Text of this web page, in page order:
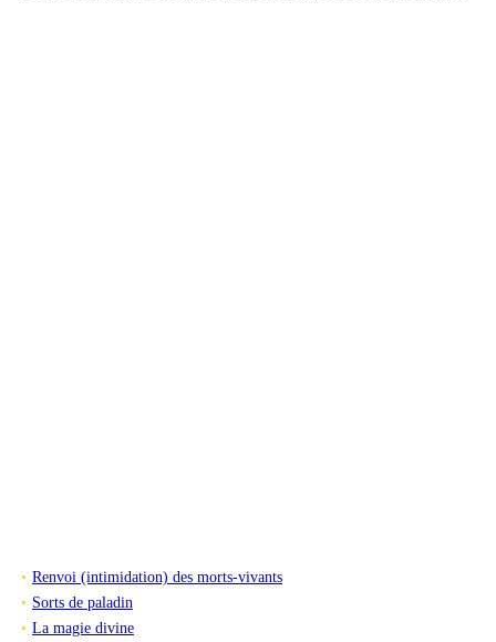
Renvoi (intimidation) des morts-vivants
Sorts de paladin
La magie divine